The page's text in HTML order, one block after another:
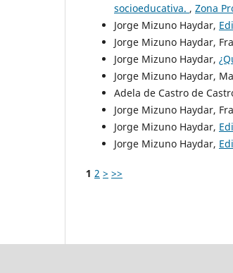
socioeducativa. , Zona
Jorge Mizuno Haydar,
Jorge Mizuno Haydar,
Jorge Mizuno Haydar,
Jorge Mizuno Haydar,
Adela de Castro de
Jorge Mizuno Haydar,
Jorge Mizuno Haydar,
Jorge Mizuno Haydar,
1 2 > >>